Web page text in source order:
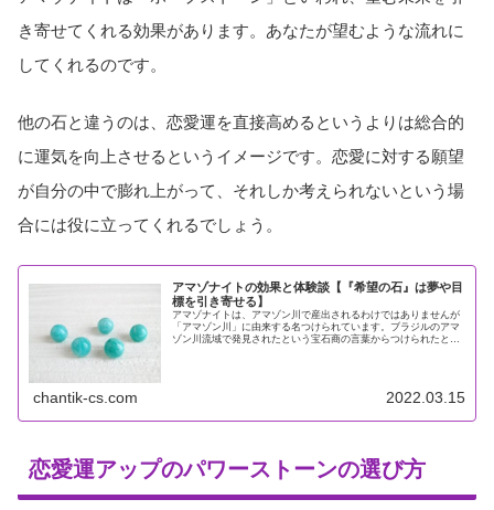
き寄せてくれる効果があります。あなたが望むような流れに
してくれるのです。
他の石と違うのは、恋愛運を直接高めるというよりは総合的
に運気を向上させるというイメージです。恋愛に対する願望
が自分の中で膨れ上がって、それしか考えられないという場
合には役に立ってくれるでしょう。
アマゾナイトの効果と体験談【『希望の石』は夢や目
標を引き寄せる】
アマゾナイトは、アマゾン川で産出されるわけではありませんが
「アマゾン川」に由来する名つけられています。ブラジルのアマ
ゾン川流域で発見されたという宝石商の言葉からつけられたとい
chantik-cs.com 2022.03.15
恋愛運アップのパワーストーンの選び方